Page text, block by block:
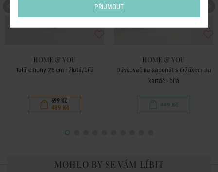
HOME & YOU
Talíř citrony 26 cm - žlutá/bílá
699 Kč
489 Kč
HOME & YOU
Dávkovač na saponát s držákem na
kartáč - bílá
449 Kč
MOHLO BY SE VÁM LÍBIT
PŘIJMOUT